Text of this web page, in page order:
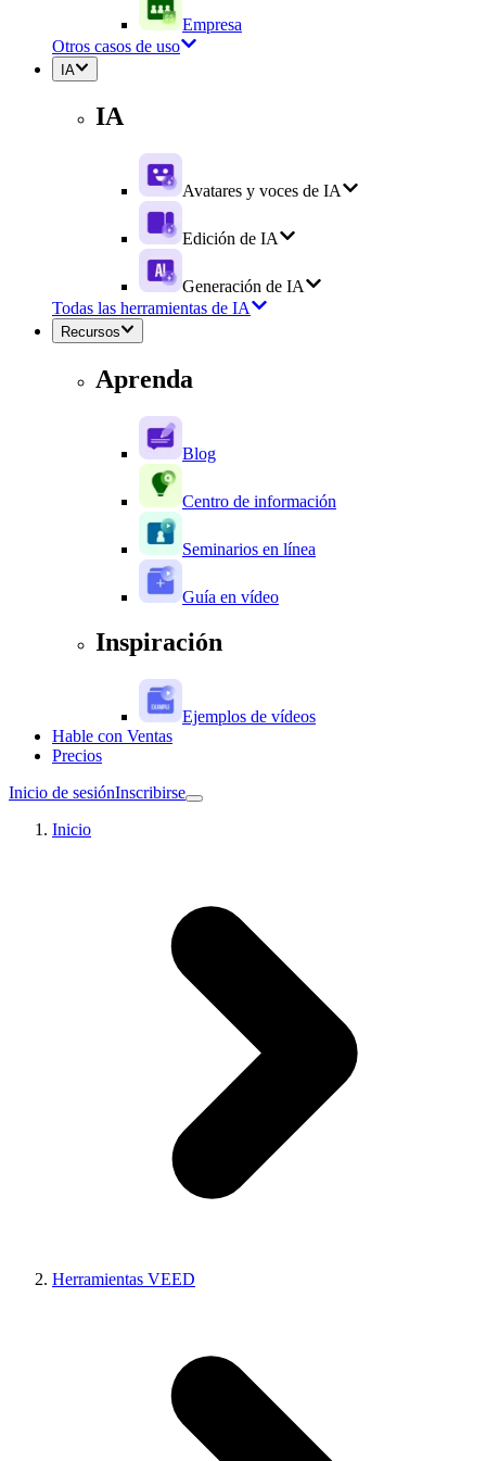
Empresa
Otros casos de uso
IA
IA
Avatares y voces de IA
Edición de IA
Generación de IA
Todas las herramientas de IA
Recursos
Aprenda
Blog
Centro de información
Seminarios en línea
Guía en vídeo
Inspiración
Ejemplos de vídeos
Hable con Ventas
Precios
Inicio de sesiónInscribirse
Inicio
Herramientas VEED